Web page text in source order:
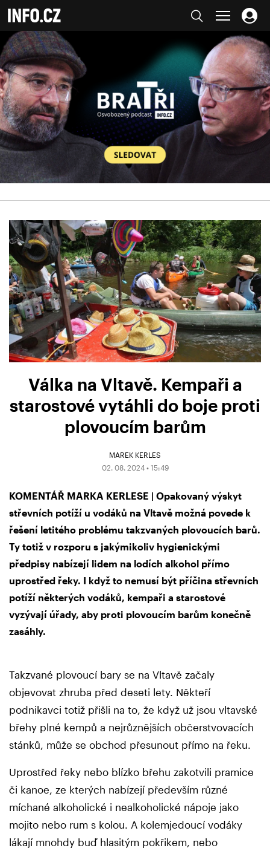
Válka na Vltavě. Kempaři a
starostové vytáhli do boje proti
plovoucím barům
MAREK KERLES
02. 08. 2024 • 15:49
KOMENTÁŘ MARKA KERLESE | Opakovaný výskyt
střevních potíží u vodáků na Vltavě možná povede k
řešení letitého problému takzvaných plovoucích barů.
Ty totiž v rozporu s jakýmikoliv hygienickými
předpisy nabízejí lidem na lodích alkohol přímo
uprostřed řeky. I když to nemusí být příčina střevních
potíží některých vodáků, kempaři a starostové
vyzývají úřady, aby proti plovoucím barům konečně
zasáhly.
Takzvané plovoucí bary se na Vltavě začaly
objevovat zhruba před deseti lety. Někteří
podnikavci totiž přišli na to, že když už jsou vltavské
břehy plné kempů a nejrůznějších občerstvovacích
stánků, může se obchod přesunout přímo na řeku.
Uprostřed řeky nebo blízko břehu zakotvili pramice
či kanoe, ze kterých nabízejí především různé
míchané alkoholické i nealkoholické nápoje jako
mojito nebo rum s kolou. A kolemjedoucí vodáky
lákají mnohdy buď hlasitým pokřikem, nebo